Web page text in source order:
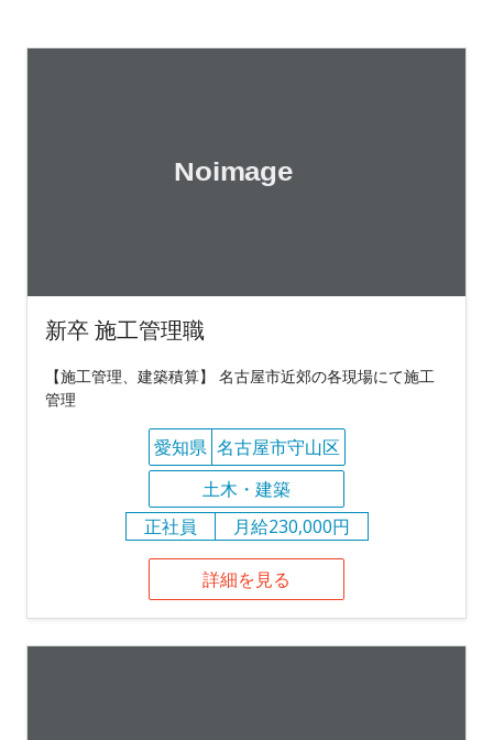
新卒 施工管理職
【施工管理、建築積算】 名古屋市近郊の各現場にて施工
管理
愛知県 名古屋市守山区
土木・建築
正社員
月給230,000円
詳細を見る